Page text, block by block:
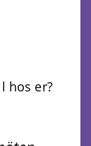
hos er?